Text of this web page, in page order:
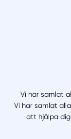
Vi har samlat
Vi har samlat
att hjälpa